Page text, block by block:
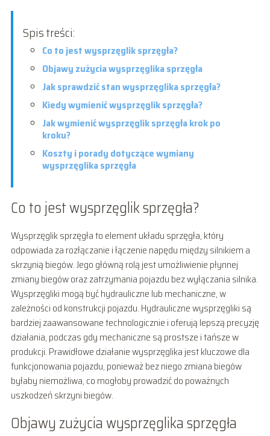
Spis treści:
Co to jest wysprzęglik sprzęgła?
Objawy zużycia wysprzęglika sprzęgła
Jak sprawdzić stan wysprzęglika sprzęgła?
Kiedy wymienić wysprzęglik sprzęgła?
Jak wymienić wysprzęglik sprzęgła krok po
kroku?
Koszty i porady dotyczące wymiany
wysprzęglika sprzęgła
Co to jest wysprzęglik sprzęgła?
Wysprzęglik sprzęgła to element układu sprzęgła, który
odpowiada za rozłączanie i łączenie napędu między silnikiem a
skrzynią biegów. Jego główną rolą jest umożliwienie płynnej
zmiany biegów oraz zatrzymania pojazdu bez wyłączania silnika.
Wysprzęgliki mogą być hydrauliczne lub mechaniczne, w
zależności od konstrukcji pojazdu. Hydrauliczne wysprzęgliki są
bardziej zaawansowane technologicznie i oferują lepszą precyzję
działania, podczas gdy mechaniczne są prostsze i tańsze w
produkcji. Prawidłowe działanie wysprzęglika jest kluczowe dla
funkcjonowania pojazdu, ponieważ bez niego zmiana biegów
byłaby niemożliwa, co mogłoby prowadzić do poważnych
uszkodzeń skrzyni biegów.
Objawy zużycia wysprzęglika sprzęgła